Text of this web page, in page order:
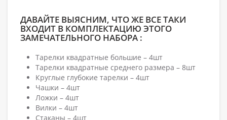
ДАВАЙТЕ ВЫЯСНИМ, ЧТО ЖЕ ВСЕ ТАКИ
ВХОДИТ В КОМПЛЕКТАЦИЮ ЭТОГО
ЗАМЕЧАТЕЛЬНОГО НАБОРА :
Тарелки квадратные большие – 4шт
Тарелки квадратные среднего размера – 8шт
Круглые глубокие тарелки – 4шт
Чашки – 4шт
Ложки – 4шт
Вилки – 4шт
Стаканы – 4шт